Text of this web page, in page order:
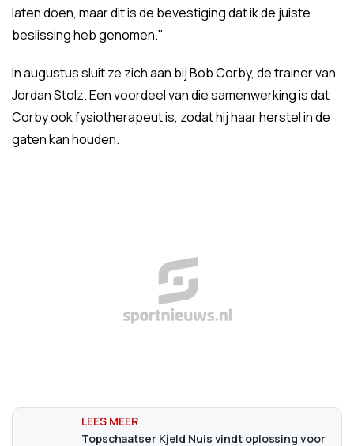
laten doen, maar dit is de bevestiging dat ik de juiste
beslissing heb genomen."
In augustus sluit ze zich aan bij Bob Corby, de trainer van
Jordan Stolz. Een voordeel van die samenwerking is dat
Corby ook fysiotherapeut is, zodat hij haar herstel in de
gaten kan houden.
Topschaatser Kjeld Nuis vindt oplossing voor